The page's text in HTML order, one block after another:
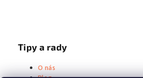
Tipy a rady
O nás